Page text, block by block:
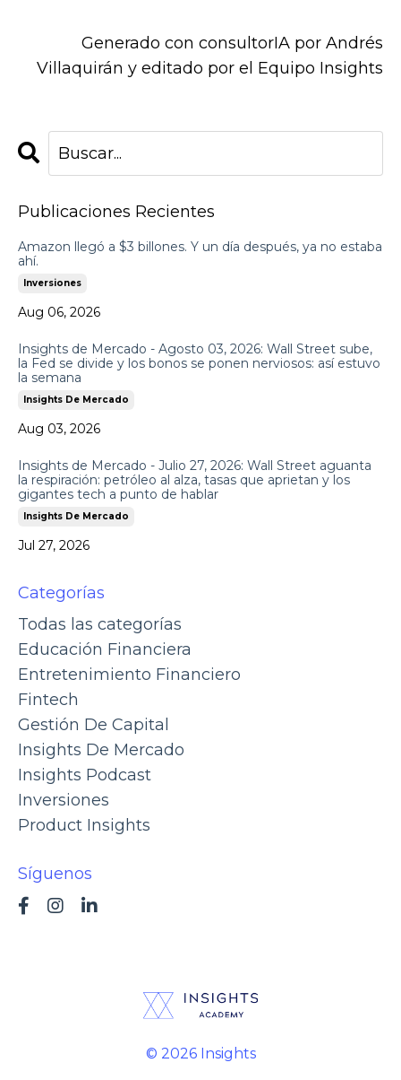
Generado con consultorIA por Andrés
Villaquirán y editado por el Equipo Insights
Publicaciones Recientes
Amazon llegó a $3 billones. Y un día después, ya no estaba
ahí.
Inversiones
Aug 06, 2026
Insights de Mercado - Agosto 03, 2026: Wall Street sube,
la Fed se divide y los bonos se ponen nerviosos: así estuvo
la semana
Insights De Mercado
Aug 03, 2026
Insights de Mercado - Julio 27, 2026: Wall Street aguanta
la respiración: petróleo al alza, tasas que aprietan y los
gigantes tech a punto de hablar
Insights De Mercado
Jul 27, 2026
Categorías
Todas las categorías
Educación Financiera
Entretenimiento Financiero
Fintech
Gestión De Capital
Insights De Mercado
Insights Podcast
Inversiones
Product Insights
Síguenos
© 2026 Insights